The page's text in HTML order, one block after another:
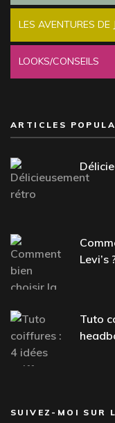
LES AVENTURES DE
LOOKS/CONSEILS
ARTICLES
Levi’s
Tuto
SUIVEZ-MOI SUR